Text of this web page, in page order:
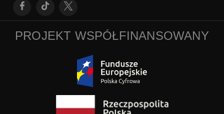
PROJEKT WSPÓŁFINANSOWANY